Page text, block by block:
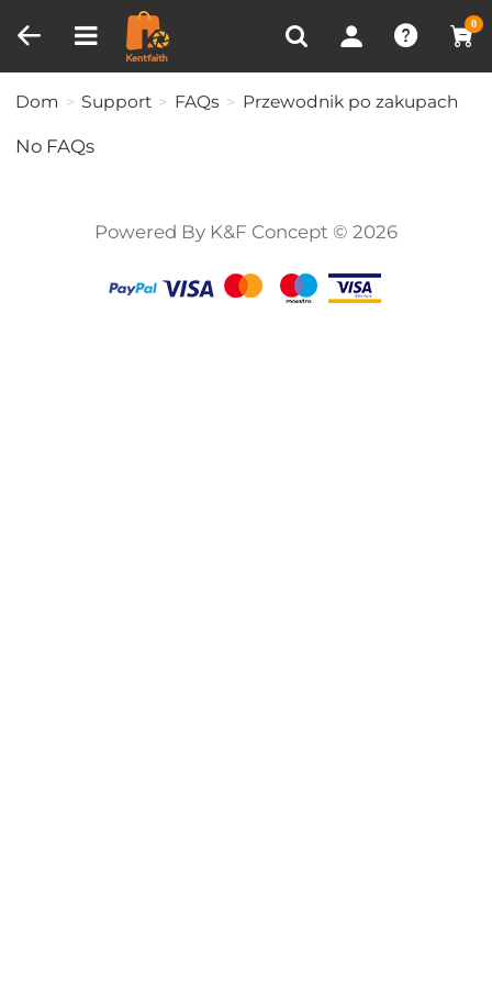
0
OSTATNIO OGLĄDANE
Porównanie produktów (0)
Dom Support FAQs Przewodnik po zakupach
No FAQs
Powered By K&F Concept © 2026